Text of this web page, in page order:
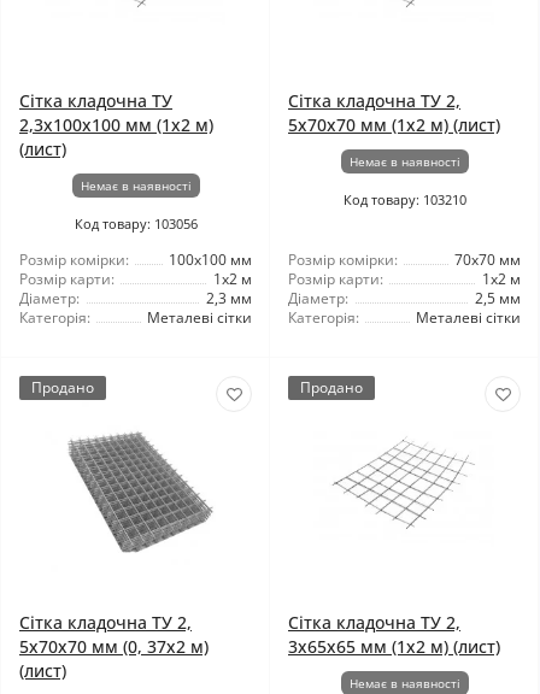
Сітка кладочна ТУ
2,3x100x100 мм (1x2 м)
(лист)
Немає в наявності
Код товару: 103056
Розмір комірки:
100x100 мм
Розмір карти:
1x2 м
Діаметр:
2,3 мм
Категорія:
Металеві сітки
Сітка кладочна ТУ 2,
5x70x70 мм (1x2 м) (лист)
Немає в наявності
Код товару: 103210
Розмір комірки:
70x70 мм
Розмір карти:
1x2 м
Діаметр:
2,5 мм
Категорія:
Металеві сітки
Продано
Сітка кладочна ТУ 2,
5x70x70 мм (0, 37x2 м)
(лист)
Продано
Сітка кладочна ТУ 2,
3x65x65 мм (1x2 м) (лист)
Немає в наявності